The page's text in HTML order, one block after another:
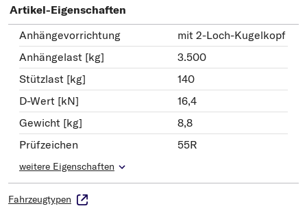
Artikel-Eigenschaften
Anhängevorrichtung
mit 2-Loch-Kugelkopf
Anhängelast [kg]
3.500
Stützlast [kg]
140
D-Wert [kN]
16,4
Gewicht [kg]
8,8
Prüfzeichen
55R
weitere Eigenschaften
Fahrzeugtypen